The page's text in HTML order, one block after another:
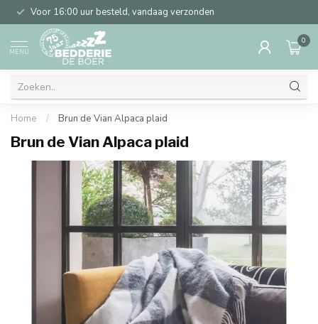
Voor 16:00 uur besteld, vandaag verzonden
MENU
0
Home / Brun de Vian Alpaca plaid
Brun de Vian Alpaca plaid